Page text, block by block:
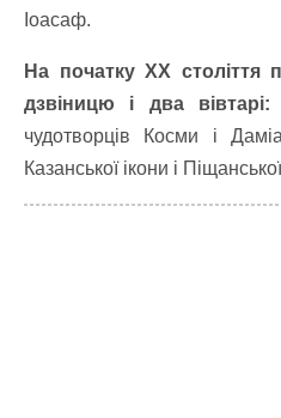
Іоасаф.
На початку XX століття
дзвіницю і два вівтарі:
чудотворців Косми і
Казанської ікони і